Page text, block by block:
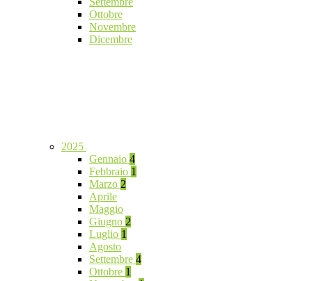
Ottobre
Novembre
Dicembre
2025
Gennaio 4
Febbraio 1
Marzo 2
Aprile
Maggio
Giugno 2
Luglio 1
Agosto
Settembre 4
Ottobre 1